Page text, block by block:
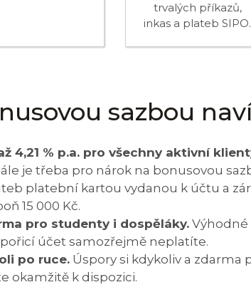
trvalých příkazů,
inkas a plateb SIPO.
sazbou
4,21 % p.a. pro všechny aktivní
je třeba pro nárok na bonusovou
platební kartou vydanou k účtu a
15 000 Kč.
pro studenty i dospěláky.Výhodné
účet samozřejmě neplatíte.
po ruce. Úspory si kdykoliv a zdarma
okamžitě k dispozici.